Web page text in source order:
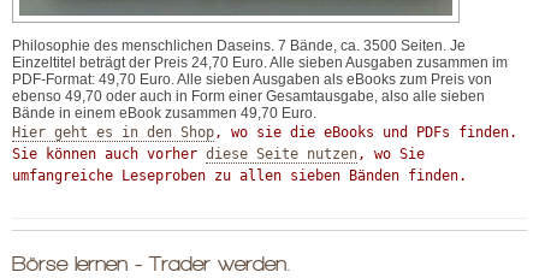
Philosophie des menschlichen Daseins. 7 Bände, ca. 3500 Seiten. Je
Einzeltitel beträgt der Preis 24,70 Euro. Alle sieben Ausgaben zusammen im
PDF-Format: 49,70 Euro. Alle sieben Ausgaben als eBooks zum Preis von
ebenso 49,70 oder auch in Form einer Gesamtausgabe, also alle sieben
Bände in einem eBook zusammen 49,70 Euro.
Hier geht es in den Shop, wo sie die eBooks und PDFs finden.
Sie können auch vorher diese Seite nutzen, wo Sie
umfangreiche Leseproben zu allen sieben Bänden finden.
Börse lernen - Trader werden.